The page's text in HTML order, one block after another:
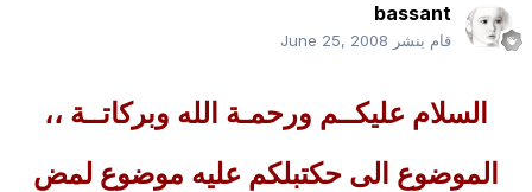
bassant
قام بنشر June 25, 2008
السلام عليكــم ورحمـة الله وبركاتــة ،،
الموضوع الى حكتبلكم عليه موضوع لمض